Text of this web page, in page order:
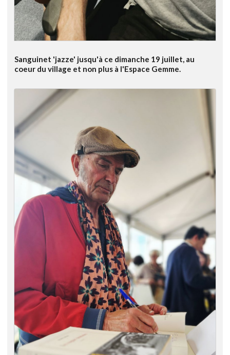
Sanguinet 'jazze' jusqu'à ce dimanche 19 juillet, au
coeur du village et non plus à l'Espace Gemme.